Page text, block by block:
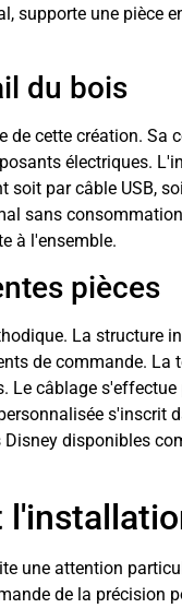
supporte une pièce
du bois
cette création. Sa
électriques.
par câble USB,
sans
à l'ensemble.
pièces
La structure
de commande. La
Le câblage
s'inscrit
disponibles
une attention
de la précision